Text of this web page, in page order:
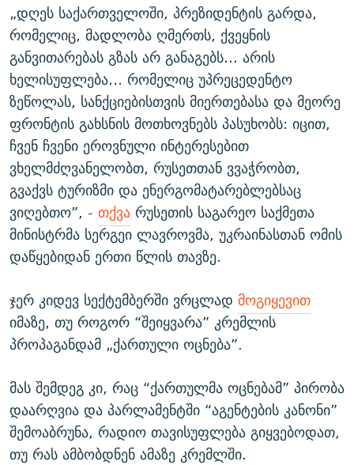
„დღეს საქართველოში, პრეზიდენტის გარდა,
რომელიც, მადლობა ღმერთს, ქვეყნის
განვითარებას გზას არ განაგებს… არის
ხელისუფლება… რომელიც უპრეცედენტო
ზეწოლას, სანქციებისთვის მიერთებასა და მეორე
ფრონტის გახსნის მოთხოვნებს პასუხობს: იცით,
ჩვენ ჩვენი ეროვნული ინტერესებით
ვხელმძღვანელობთ, რუსეთთან ვვაჭრობთ,
გვაქვს ტურიზმი და ენერგომატარებლებსაც
ვიღებთო”, - თქვა რუსეთის საგარეო საქმეთა
მინისტრმა სერგეი ლავროვმა, უკრაინასთან ომის
დაწყებიდან ერთი წლის თავზე.
ჯერ კიდევ სექტემბერში ვრცლად მოგიყევით
იმაზე, თუ როგორ “შეიყვარა” კრემლის
პროპაგანდამ „ქართული ოცნება”.
მას შემდეგ კი, რაც “ქართულმა ოცნებამ” პირობა
დაარღვია და პარლამენტში “აგენტების კანონი”
შემოაბრუნა, რადიო თავისუფლება გიყვებოდათ,
თუ რას ამბობდნენ ამაზე კრემლში.